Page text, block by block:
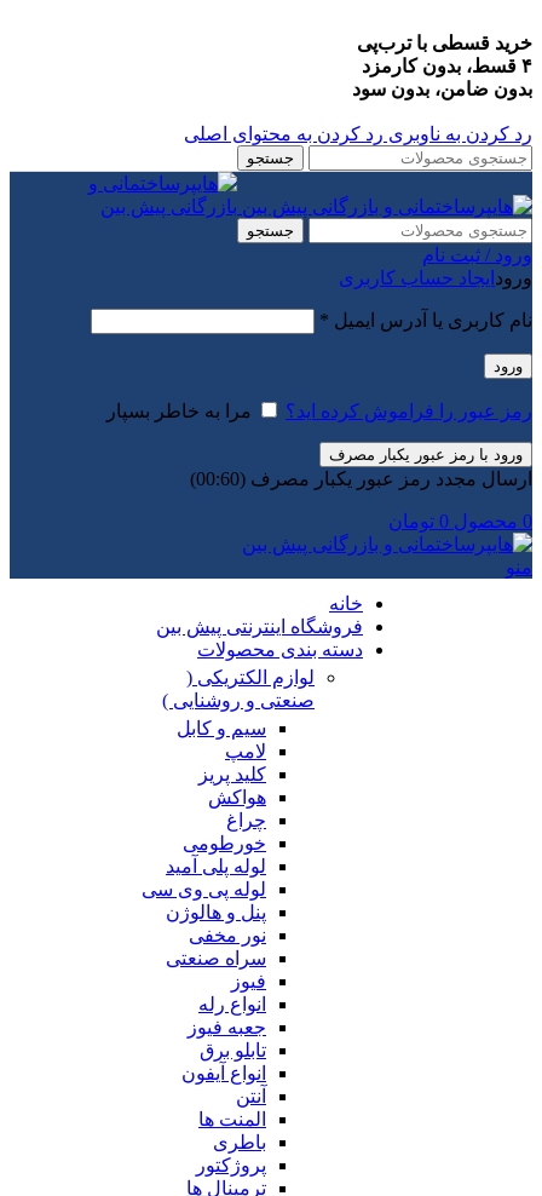
خرید قسطی با ترب‌پی
۴ قسط، بدون کارمزد
بدون ضامن، بدون سود
رد کردن به ناوبری رد کردن به محتوای اصلی
جستجو
جستجو
ورود / ثبت نام
ورود ایجاد حساب کاربری
نام کاربری یا آدرس ایمیل *
ورود
رمز عبور را فراموش کرده اید؟ مرا به خاطر بسپار
ورود با رمز عبور یکبار مصرف
ارسال مجدد رمز عبور یکبار مصرف (00:
60
)
0 محصول 0 تومان
منو
خانه
فروشگاه اینترنتی پیش بین
دسته بندی محصولات
لوازم الکتریکی (
صنعتی و روشنایی )
سیم و کابل
لامپ
کلید پریز
هواکش
چراغ
خورطومی
لوله پلی آمید
لوله پی وی سی
پنل و هالوژن
نور مخفی
سراه صنعتی
فیوز
انواع رله
جعبه فیوز
تابلو برق
انواع آیفون
آنتن
المنت ها
باطری
پروژکتور
ترمینال ها